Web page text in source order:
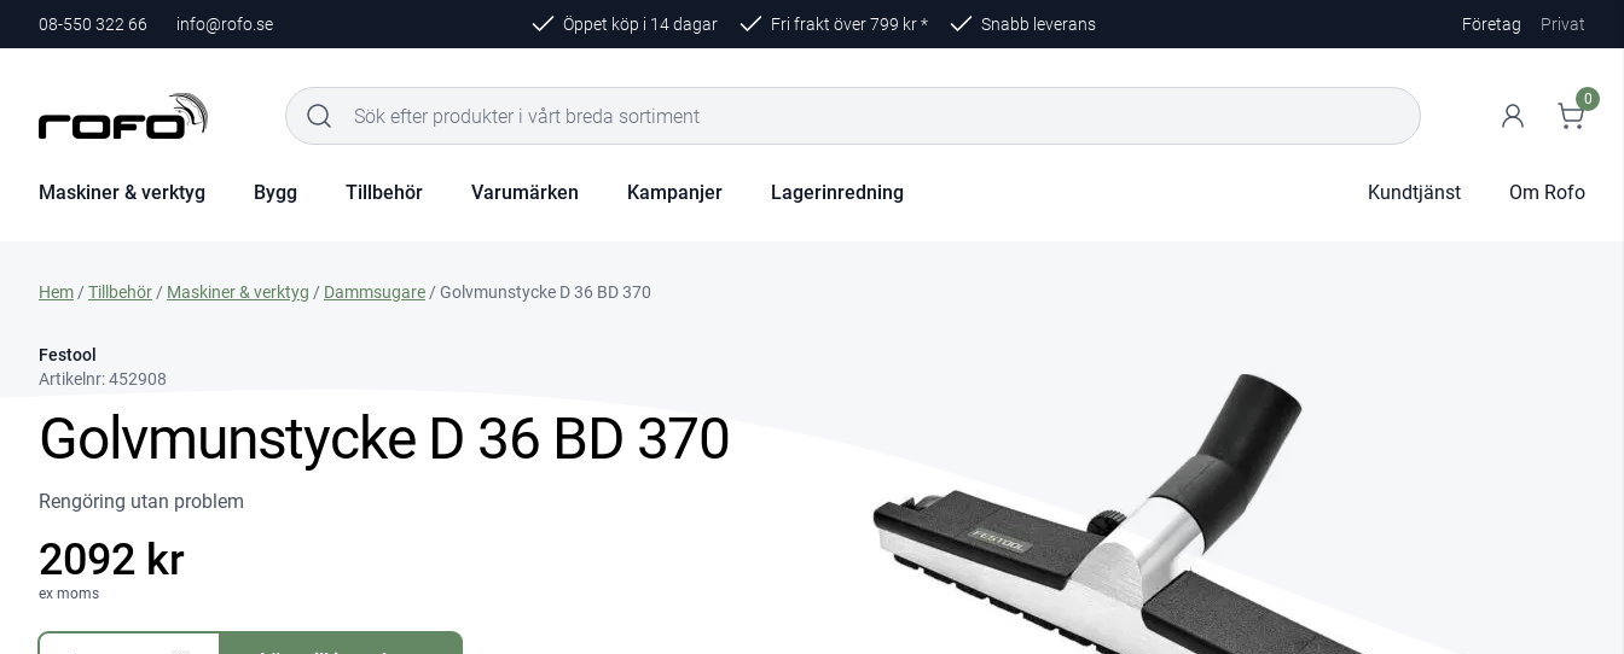
08-550 322 66 info@rofo.se Öppet köp i 14 dagar Fri frakt över799 kr * Snabb leverans Företag Privat
0
Maskiner & verktyg Bygg Tillbehör Varumärken Kampanjer Lagerinredning Kundtjänst Om Rofo
Hem /Tillbehör / Maskiner & verktyg / Dammsugare / Golvmunstycke D 36 BD 370
Festool
Artikelnr:452908
Golvmunstycke D 36 BD 370
Rengöring utan problem
2092 kr
ex moms
Golvmunstycke